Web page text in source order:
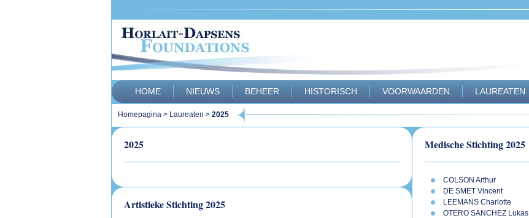
HOME NIEUWS BEHEER HISTORISCH VOORWAARDEN LAUREATEN
Homepagina > Laureaten > 2025
2025
Artistieke Stichting 2025
Medische Stichting 2025
COLSON Arthur
DE SMET Vincent
LEEMANS Charlotte
OTERO SANCHEZ Lukas